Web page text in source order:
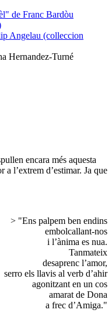
de Franc Bardòu
Angelau (colleccion
Hernandez-Turné
encara més aquesta
l’extrem d’estimar. Ja que
> "Ens palpem ben endins
embolcallant-nos
i l’ànima es nua.
Tanmateix
desaprenc l’amor,
serro els llavis al verb d’ahir
agonitzant en un cos
amarat de Dona
a frec d’Amiga."